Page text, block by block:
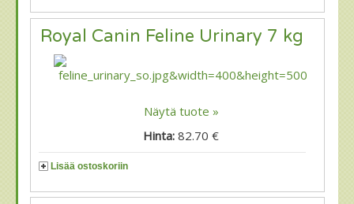
Royal Canin Feline Urinary 7 kg
Näytä tuote »
Hinta:82.70 €
Lisää ostoskoriin